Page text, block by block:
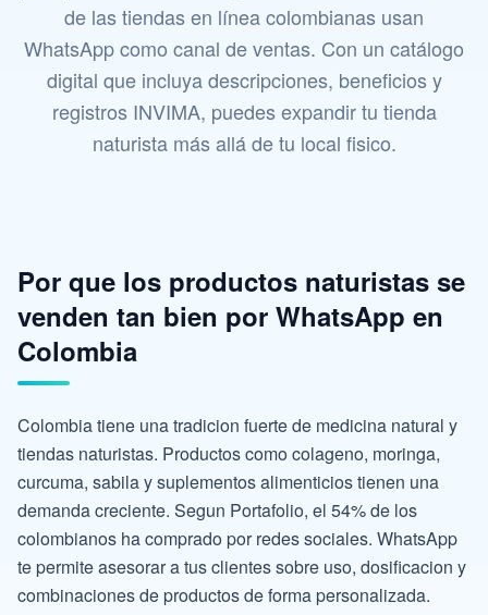
de las tiendas en línea colombianas usan
WhatsApp como canal de ventas. Con un catálogo
digital que incluya descripciones, beneficios y
registros INVIMA, puedes expandir tu tienda
naturista más allá de tu local fisico.
Por que los productos naturistas se
venden tan bien por WhatsApp en
Colombia
Colombia tiene una tradicion fuerte de medicina natural y
tiendas naturistas. Productos como colageno, moringa,
curcuma, sabila y suplementos alimenticios tienen una
demanda creciente. Segun Portafolio, el 54% de los
colombianos ha comprado por redes sociales. WhatsApp
te permite asesorar a tus clientes sobre uso, dosificacion y
combinaciones de productos de forma personalizada.